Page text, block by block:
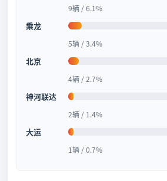
9辆 / 6.1%
乘龙
5辆 / 3.4%
北京
4辆 / 2.7%
神河联达
2辆 / 1.4%
大运
1辆 / 0.7%